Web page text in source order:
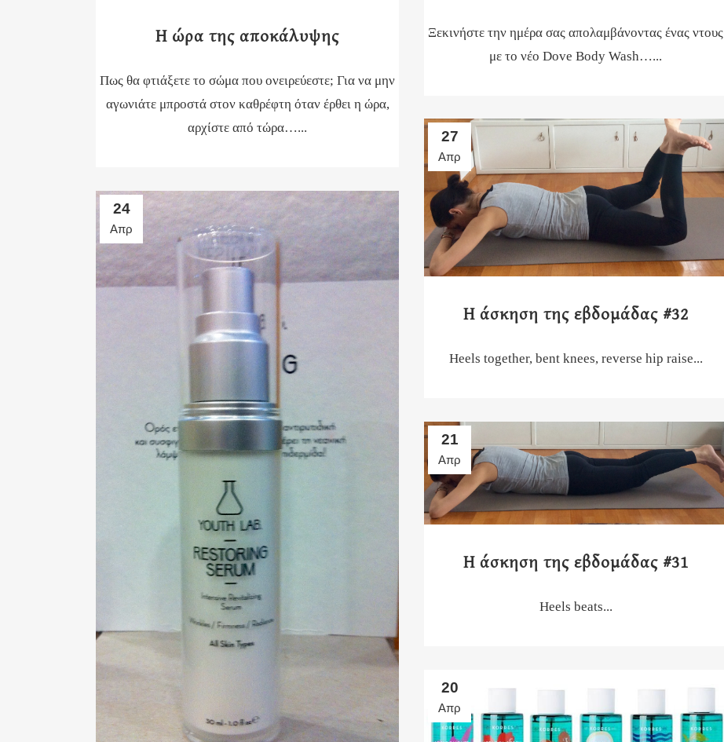
Η ώρα της αποκάλυψης
Πως θα φτιάξετε το σώμα που ονειρεύεστε; Για να μην
αγωνιάτε μπροστά στον καθρέφτη όταν έρθει η ώρα,
αρχίστε από τώρα…...
Ξεκινήστε την ημέρα σας απολαμβάνοντας ένας ντους
με το νέο Dove Body Wash…...
27
Απρ
Η άσκηση της εβδομάδας #32
Heels together, bent knees, reverse hip raise...
24
Απρ
21
Απρ
Η άσκηση της εβδομάδας #31
Heels beats...
20
Απρ